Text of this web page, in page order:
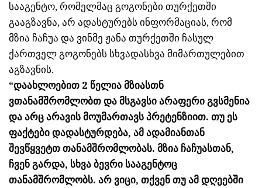
სააგენტო, რომელმაც გოგონები თურქეთში
გააგზავნა, არ ადასტურებს ინფორმაციას, რომ
მზია ჩაჩუა და ვინმე ჟანა თურქეთში ჩასულ
ქართველ გოგონებს სხვადასხვა მიმართულებით
აგზავნის.
“დაახლოებით 2 წელია მზიასთნ
ვთანამშრომლობთ და მსგავსი არაფერი გვსმენია
და არც არავის მოუმართავს პრეტენზიით. თუ ეს
ფაქტები დადასტურდება, ამ ადამიანთან
შევწყვეტთ თანამშრომლობას. მზია ჩაჩუასთან,
ჩვენ გარდა, სხვა ბევრი სააგენტოც
თანამშრომლობს. არ ვიცი, თქვენ თუ ამ დღეებში